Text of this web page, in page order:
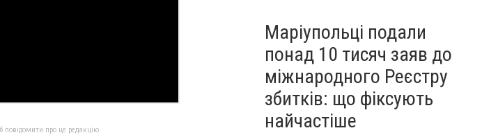
повідомити про це редакцію
Маріупольці подали
понад 10 тисяч заяв до
міжнародного Реєстру
збитків: що фіксують
найчастіше